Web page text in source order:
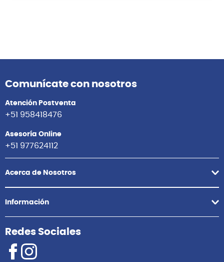
Comunícate con nosotros
Atención Postventa
+51 958418476
Asesoría Online
+51 977624112
Acerca de Nosotros
Información
Redes Sociales